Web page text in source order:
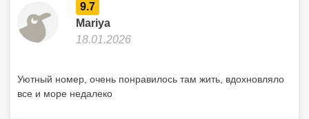
9.7
Mariya
18.01.2026
Уютный номер, очень понравилось там жить, вдохновляло
все и море недалеко